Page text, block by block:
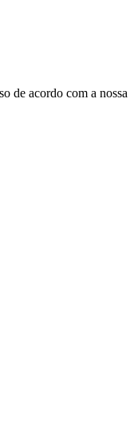
de acordo com a nossa